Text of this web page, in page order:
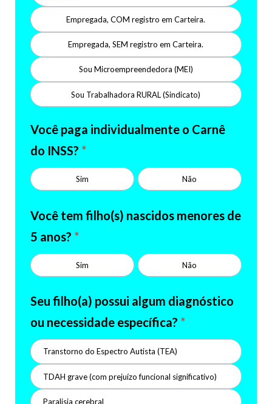
Empregada, COM registro em Carteira.
Empregada, SEM registro em Carteira.
Sou Microempreendedora (MEI)
Sou Trabalhadora RURAL (Sindicato)
Você paga individualmente o Carnê
do INSS? *
Sim Não
Você tem filho(s) nascidos menores de
5 anos? *
Sim Não
Seu filho(a) possui algum diagnóstico
ou necessidade específica? *
Transtorno do Espectro Autista (TEA)
TDAH grave (com prejuízo funcional significativo)
Paralisia cerebral